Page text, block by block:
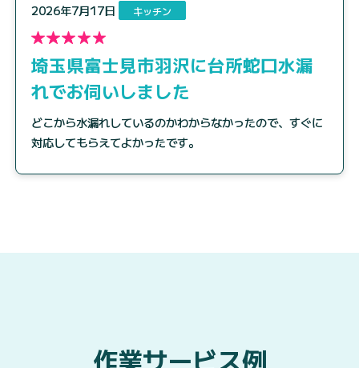
2026年7月17日 キッチン
埼玉県富士見市羽沢に台所蛇口水漏
れでお伺いしました
どこから水漏れしているのかわからなかったので、すぐに
対応してもらえてよかったです。
作業サービス例